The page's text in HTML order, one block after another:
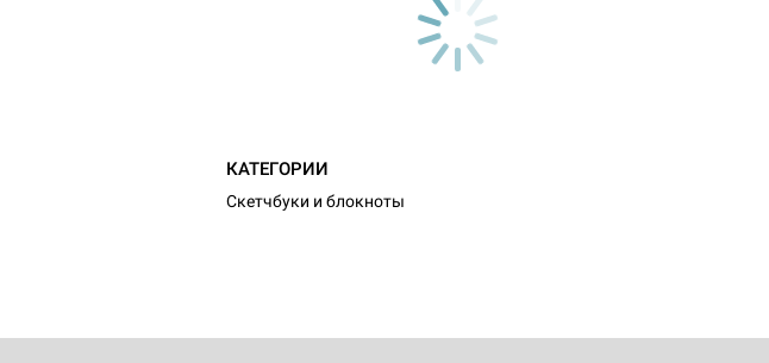
КАТЕГОРИИ
Скетчбуки и блокноты
Настольная игра Hobby World Журнал
"Мир фантастики. Спецвыпуск: Братья
империи: Боевая тревога